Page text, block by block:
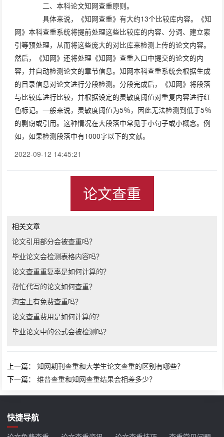
二、本科论文知网查重原则。
具体来说，《知网查重》有大约13个比较库内容。《知
网》本科查重系统将提前处理这些比较库的内容、分词、建立索
引等预处理，从而将这些庞大的对比库来检测上传的论文内容。
然后，《知网》还将处理《知网》查重入口中提交的论文的内
容，并自动检测论文的章节信息。知网本科查重系统会根据生成
的目录信息对论文进行分段检测。分段完成后，《知网》将段落
与比较库进行比较，并根据设定的灵敏度阈值对重复内容进行红
色标记。一般来说，灵敏度阈值为5％，因此无法检测到低于5％
的剽窃或引用。这种情况在大段落中常见于小句子或小概念。例
如，如果检测段落中有1000字以下的文献。
2022-09-12 14:45:21
论文查重
相关文章
论文引用部分会被查重吗？
毕业论文会检测表格内容吗？
论文查重重复率是如何计算的？
帮忙代写的论文如何查重？
淘宝上有免费查重吗？
论文查重费用是如何计算的？
毕业论文中的公式会被检测吗？
上一篇：知网期刊查重和大学生论文查重的区别有哪些？
下一篇：维普查重和知网查重结果会相差多少？
快捷导航